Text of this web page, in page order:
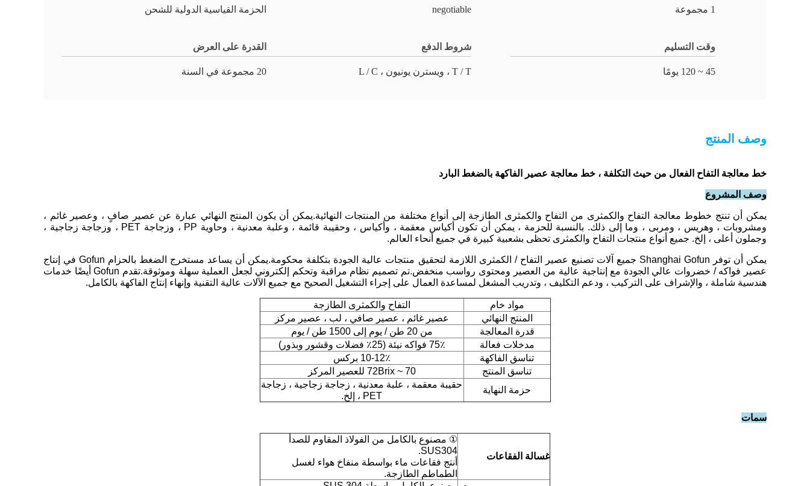
1 مجموعة negotiable الحزمة القياسية الدولية للشحن
وقت التسليم
45 ~ 120 يومًا
شروط الدفع
T / T ، ويسترن يونيون ، L / C
القدرة على العرض
20 مجموعة في السنة
وصف المنتج
خط معالجة التفاح الفعال من حيث التكلفة ، خط معالجة عصير الفاكهة بالضغط البارد
وصف المشروع
يمكن أن تنتج خطوط معالجة التفاح والكمثرى من التفاح والكمثرى الطازجة إلى أنواع مختلفة من المنتجات النهائية.يمكن أن يكون المنتج النهائي عبارة عن عصير صافٍ ، وعصير غائم ،
ومشروبات ، وهريس ، ومربى ، وما إلى ذلك. بالنسبة للحزمة ، يمكن أن تكون أكياس معقمة ، وأكياس ، وحقيبة قائمة ، وعلبة معدنية ، وحاوية PP ، وزجاجة PET ، وزجاجة زجاجية ،
وجملون أعلى ، إلخ. جميع أنواع منتجات التفاح والكمثرى تحظى بشعبية كبيرة في جميع أنحاء العالم.
يمكن أن توفر Shanghai Gofun جميع آلات تصنيع عصير التفاح / الكمثرى اللازمة لتحقيق منتجات عالية الجودة بتكلفة محكومة.يمكن أن يساعد مستخرج الضغط بالحزام Gofun في إنتاج
عصير فواكه / خضروات عالي الجودة مع إنتاجية عالية من العصير ومحتوى رواسب منخفض.تم تصميم نظام مراقبة وتحكم إلكتروني لجعل العملية سهلة وموثوقة.تقدم Gofun أيضًا خدمات
هندسية شاملة ، والإشراف على التركيب ، ودعم التكليف ، وتدريب المشغل لمساعدة العمال على إجراء التشغيل الصحيح مع جميع الآلات عالية التقنية وإنهاء إنتاج الفاكهة بالكامل.
مواد خام
التفاح والكمثرى الطازجة
المنتج النهائي
عصير غائم ، عصير صافي ، لب ، عصير مركز
قدرة المعالجة
من 20 طن / يوم إلى 1500 طن / يوم
مدخلات فعالة
75٪ فواكه نيئة (25٪ فضلات وقشور وبذور)
تناسق الفاكهة
10-12٪ بركس
تناسق المنتج
70 ~ 72Brix للعصير المركز
حزمة النهاية
حقيبة معقمة ، علبة معدنية ، زجاجة زجاجية ، زجاجة
PET ، إلخ.
سمات
غسالة الفقاعات
① مصنوع بالكامل من الفولاذ المقاوم للصدأ
SUS304.
أنتج فقاعات ماء بواسطة منفاخ هواء لغسل
الطماطم الطازجة.